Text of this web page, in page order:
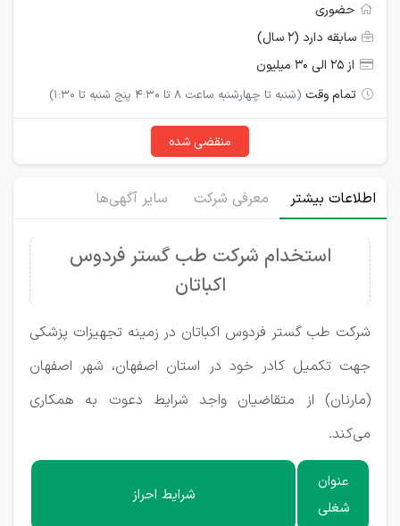
حضوری
سابقه دارد (۲ سال)
از ۲۵ الی ۳۰ میلیون
تمام وقت (شنبه تا چهارشنبه ساعت 8 تا 4:30 پنج شنبه تا 1:30)
منقضی شده
اطلاعات بیشتر معرفی شرکت سایر آگهی‌ها
استخدام شرکت طب گستر فردوس
اکباتان
شرکت طب گستر فردوس اکباتان در زمینه تجهیزات پزشکی
جهت تکمیل کادر خود در استان اصفهان، شهر اصفهان
(مارنان) از متقاضیان واجد شرایط دعوت به همکاری
می‌کند.
عنوان
شغلی
شرایط احراز